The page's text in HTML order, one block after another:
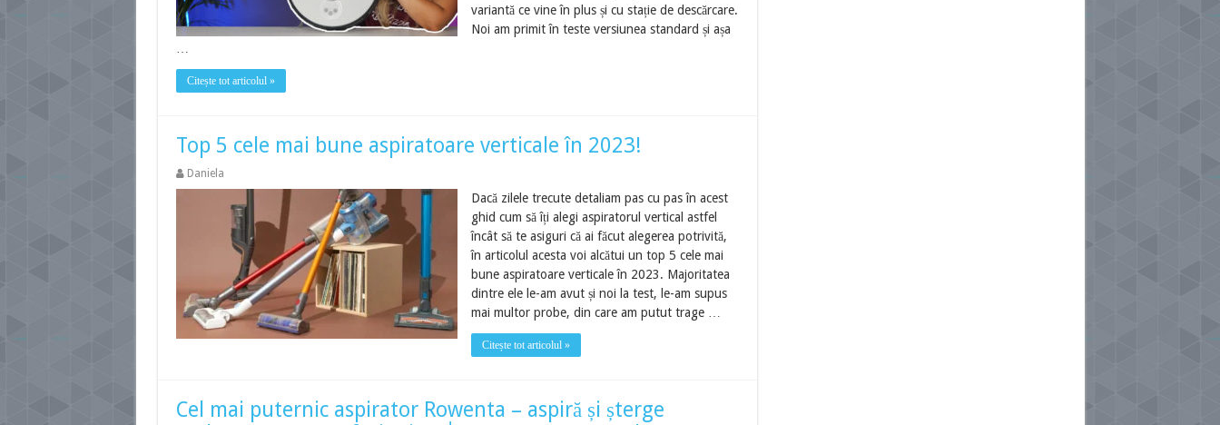
variantă ce vine în plus și cu stație de descărcare.
Noi am primit în teste versiunea standard și așa
…
Citește tot articolul »
Top 5 cele mai bune aspiratoare verticale în 2023!
Daniela
Dacă zilele trecute detaliam pas cu pas în acest
ghid cum să îți alegi aspiratorul vertical astfel
încât să te asiguri că ai făcut alegerea potrivită,
în articolul acesta voi alcătui un top 5 cele mai
bune aspiratoare verticale în 2023. Majoritatea
dintre ele le-am avut și noi la test, le-am supus
mai multor probe, din care am putut trage …
Citește tot articolul »
Cel mai puternic aspirator Rowenta – aspiră și șterge